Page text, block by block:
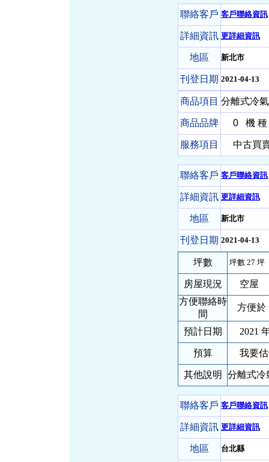
聯絡客戶 客戶聯絡資訊
詳細資訊 更詳細資訊
地區 新北市
刊登日期 2021-04-13
商品項目 分離式冷
商品品牌 0 機
服務項目 中古買賣
聯絡客戶 客戶聯絡資訊
詳細資訊 更詳細資訊
地區 新北市
刊登日期 2021-04-13
坪數 坪數 27 坪
房屋現況
空屋
方便聯絡時
間
方便於
預計日期 2021
預算 我要估
其他說明 分離式冷
聯絡客戶 客戶聯絡資訊
詳細資訊 更詳細資訊
地區 台北縣